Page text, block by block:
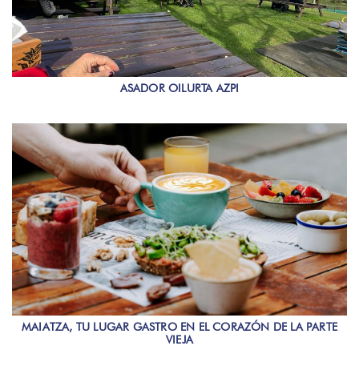
ASADOR OILURTA AZPI
MAIATZA, TU LUGAR GASTRO EN EL CORAZÓN DE LA PARTE
VIEJA